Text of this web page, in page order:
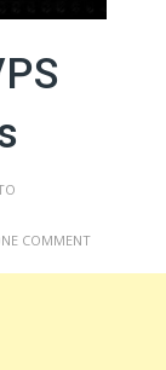
COMMENT